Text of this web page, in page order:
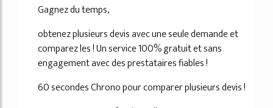
Gagnez du temps,
obtenez plusieurs devis avec une seule demande et
comparez les ! Un service 100% gratuit et sans
engagement avec des prestataires fiables !
60 secondes Chrono pour comparer plusieurs devis !